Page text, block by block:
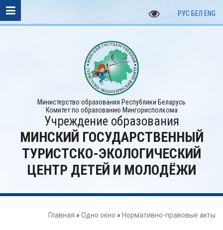
РУС БЕЛ ENG
Министерство образования Республики Беларусь
Комитет по образованию Мингорисполкома
Учреждение образования
МИНСКИЙ ГОСУДАРСТВЕННЫЙ
ТУРИСТСКО-ЭКОЛОГИЧЕСКИЙ
ЦЕНТР ДЕТЕЙ И МОЛОДЁЖИ
Главная » Одно окно » Нормативно-правовые акты